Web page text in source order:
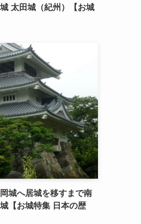
太田城（紀州）【お城
城へ居城を移すまで南
【お城特集 日本の歴